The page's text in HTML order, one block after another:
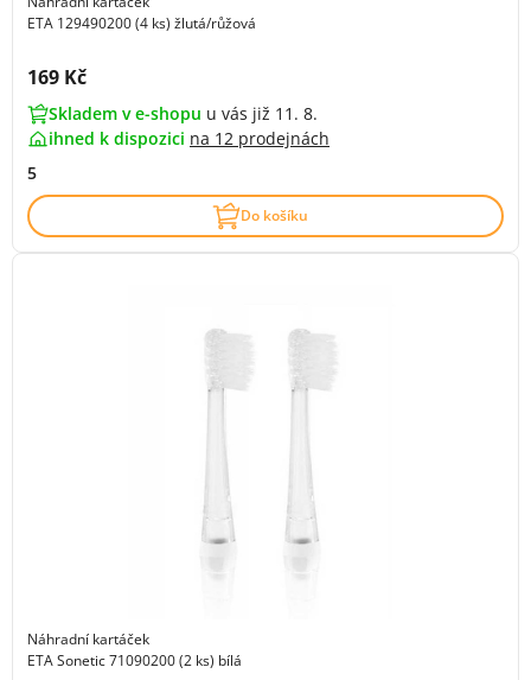
ETA 129490200 (4 ks) žlutá/růžová
Cena s DPH:
169 Kč
Skladem v e-shopu u vás již 11. 8.
ihned k dispozici na 12 prodejnách
5
Do košíku
Náhradní kartáček
ETA Sonetic 71090200 (2 ks) bílá